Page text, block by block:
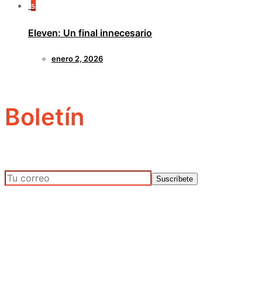
5
Eleven: Un final innecesario
enero 2, 2026
Boletín